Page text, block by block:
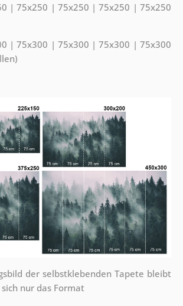
| 75x250 | 75x250 | 75x250 | 75x250
| 75x300 | 75x300 | 75x300 | 75x300
der selbstklebenden Tapete bleibt
nur das Format